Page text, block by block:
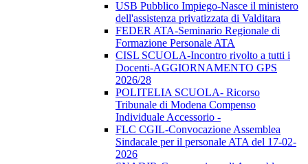
USB Pubblico Impiego-Nasce il ministero
dell'assistenza privatizzata di Valditara
FEDER ATA-Seminario Regionale di
Formazione Personale ATA
CISL SCUOLA-Incontro rivolto a tutti i
Docenti-AGGIORNAMENTO GPS
2026/28
POLITELIA SCUOLA- Ricorso
Tribunale di Modena Compenso
Individuale Accessorio -
FLC CGIL-Convocazione Assemblea
Sindacale per il personale ATA del 17-02-
2026